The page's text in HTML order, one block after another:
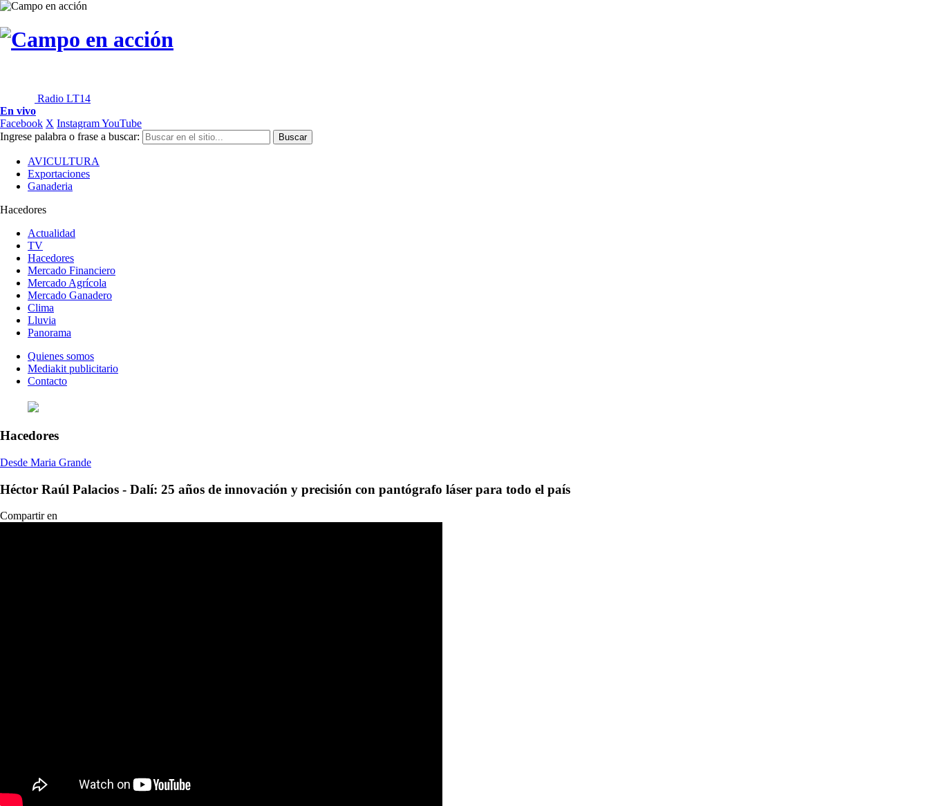
Radio LT14
En vivo
Facebook X InstagramYouTube
Ingrese palabra o frase a buscar:
AVICULTURA
Exportaciones
Ganaderia
Hacedores
Actualidad
TV
Hacedores
Mercado Financiero
Mercado Agrícola
Mercado Ganadero
Clima
Lluvia
Panorama
Quienes somos
Mediakit publicitario
Contacto
Hacedores
Desde Maria Grande
Héctor Raúl Palacios - Dalí: 25 años de innovación y precisión con pantógrafo láser para todo el país
Compartir en